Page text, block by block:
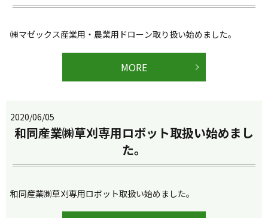
㈱マゼックス産業用・農業用ドローン取り扱い始めました。
MORE
2020/06/05
和同産業㈱草刈専用ロボット取扱い始めまし
た。
和同産業㈱草刈専用ロボット取扱い始めました。